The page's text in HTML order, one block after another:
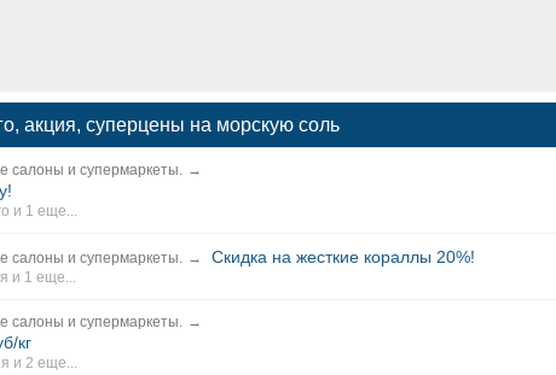
акция, суперцены на морскую соль
салоны и супермаркеты. →
и 1 еще...
салоны и супермаркеты. → Скидка на жесткие кораллы 20%!
и 1 еще...
салоны и супермаркеты. →
кг
и 2 еще...